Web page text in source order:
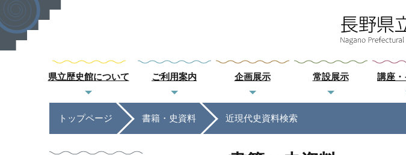
県立歴史館について ご利用案内 企画展示 常設展示 講座・
トップページ 書籍・史資料 近現代史資料検索